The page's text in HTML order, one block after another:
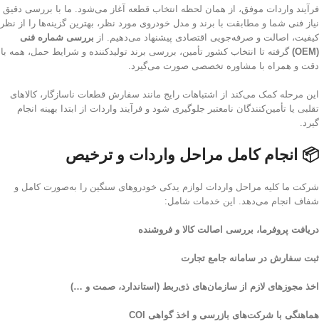
فرآیند واردات موفق، از همان لحظه انتخاب قطعه آغاز می‌شود. ما با بررسی دقیق
نیاز فنی شما و مطابقت با برند و مدل خودروی مورد نظر، بهترین گزینه‌ها را از نظر
کیفیت، اصالت و صرفه‌جویی اقتصادی پیشنهاد می‌دهیم. از بررسی شماره فنی
(OEM)
گرفته تا انتخاب کشور تأمین، بررسی برند تولیدکننده و شرایط حمل، همه با
دقت و همراه با مشاوره تخصصی صورت می‌گیرد.
این مرحله کمک می‌کند از اشتباهات رایج مانند سفارش قطعات ناسازگار، کالاهای
تقلبی یا تأمین‌کنندگان نامعتبر جلوگیری شود و فرآیند واردات از ابتدا بهینه انجام
گیرد.
📦 انجام کامل مراحل واردات و ترخیص
شرکت ما کلیه مراحل واردات لوازم یدکی خودروهای سنگین را به‌صورت کامل و
شفاف انجام می‌دهد. این خدمات شامل:
دریافت پروفرما، بررسی اصالت کالا و فروشنده
ثبت سفارش در سامانه جامع تجارت
اخذ مجوزهای لازم از سازمان‌های ذی‌ربط (استاندارد، صمت و …)
هماهنگی با شرکت‌های بازرسی و اخذ گواهی COI